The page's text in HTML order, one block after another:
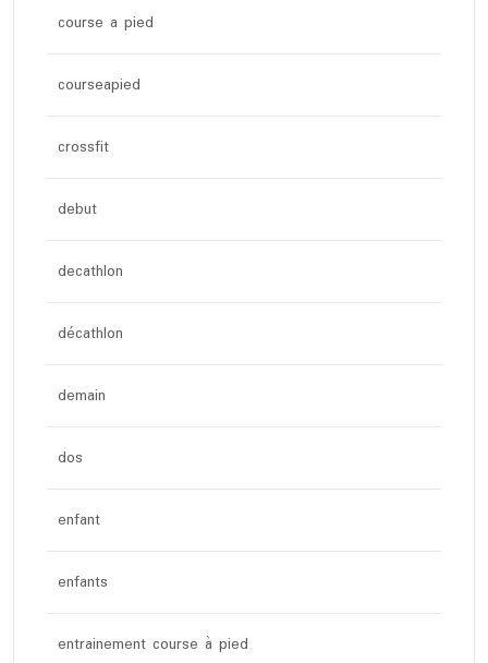
course a pied
courseapied
crossfit
debut
decathlon
décathlon
demain
dos
enfant
enfants
entrainement course à pied